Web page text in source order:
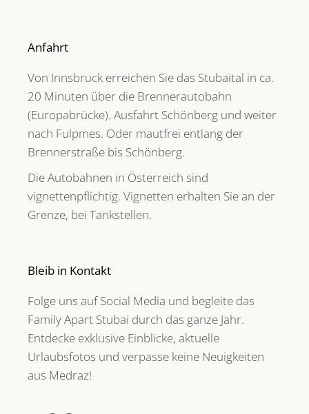
Anfahrt
Von Innsbruck erreichen Sie das Stubaital in ca.
20 Minuten über die Brennerautobahn
(Europabrücke). Ausfahrt Schönberg und weiter
nach Fulpmes. Oder mautfrei entlang der
Brennerstraße bis Schönberg.
Die Autobahnen in Österreich sind
vignettenpflichtig. Vignetten erhalten Sie an der
Grenze, bei Tankstellen.
Bleib in Kontakt
Folge uns auf Social Media und begleite das
Family Apart Stubai durch das ganze Jahr.
Entdecke exklusive Einblicke, aktuelle
Urlaubsfotos und verpasse keine Neuigkeiten
aus Medraz!